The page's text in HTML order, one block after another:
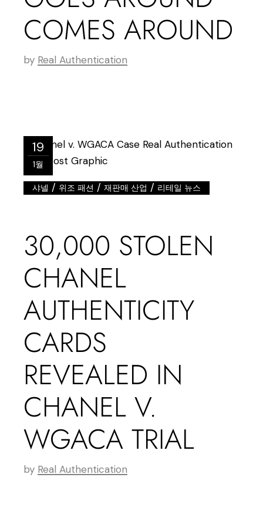
COMES AROUND
by Real Authentication
19
1월
샤넬 / 위조 패션 /재판매 산업 / 리테일 뉴스
30,000 STOLEN
CHANEL
AUTHENTICITY
CARDS
REVEALED IN
CHANEL V.
WGACA TRIAL
by Real Authentication